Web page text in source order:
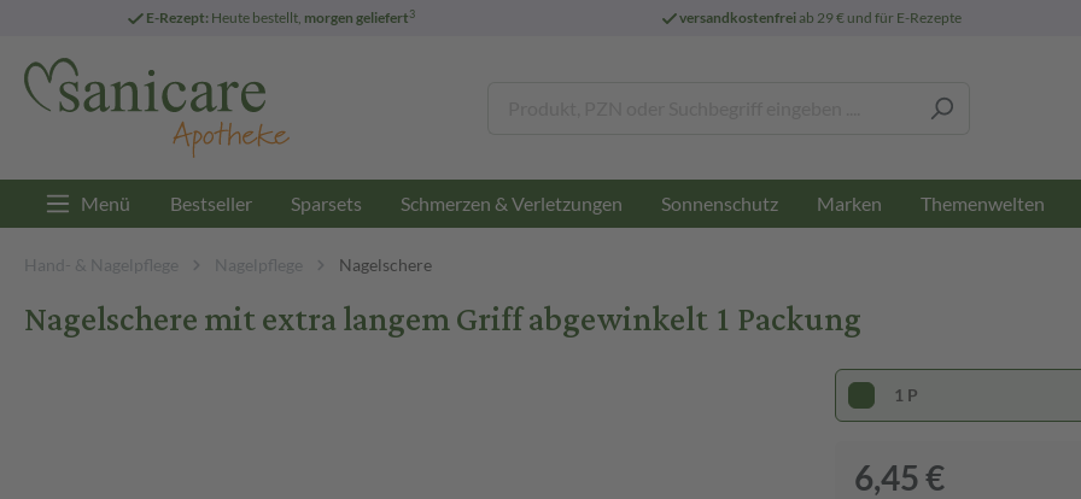
E-Rezept: Heute bestellt, morgen geliefert3 versandkostenfreiab 29 € und für E-Rezepte
Menü Bestseller Sparsets Schmerzen & Verletzungen Sonnenschutz Marken Themenwelten
Hand- & Nagelpflege Nagelpflege Nagelschere
Nagelschere mit extra langem Griff abgewinkelt 1 Packung
1 P
6,45 €